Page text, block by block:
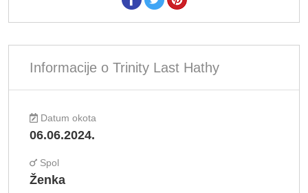
Informacije o Trinity Last Hathy
Datum okota
06.06.2024.
Spol
Ženka